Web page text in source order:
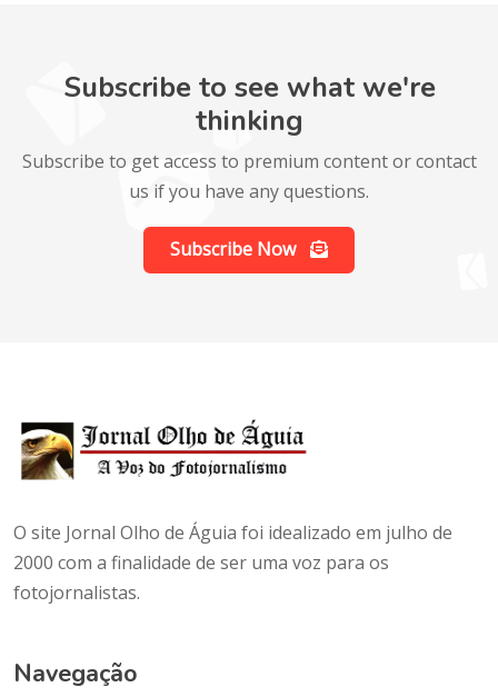
Subscribe to see what we're
thinking
Subscribe to get access to premium content or contact
us if you have any questions.
Subscribe Now
O site Jornal Olho de Águia foi idealizado em julho de
2000 com a finalidade de ser uma voz para os
fotojornalistas.
Navegação